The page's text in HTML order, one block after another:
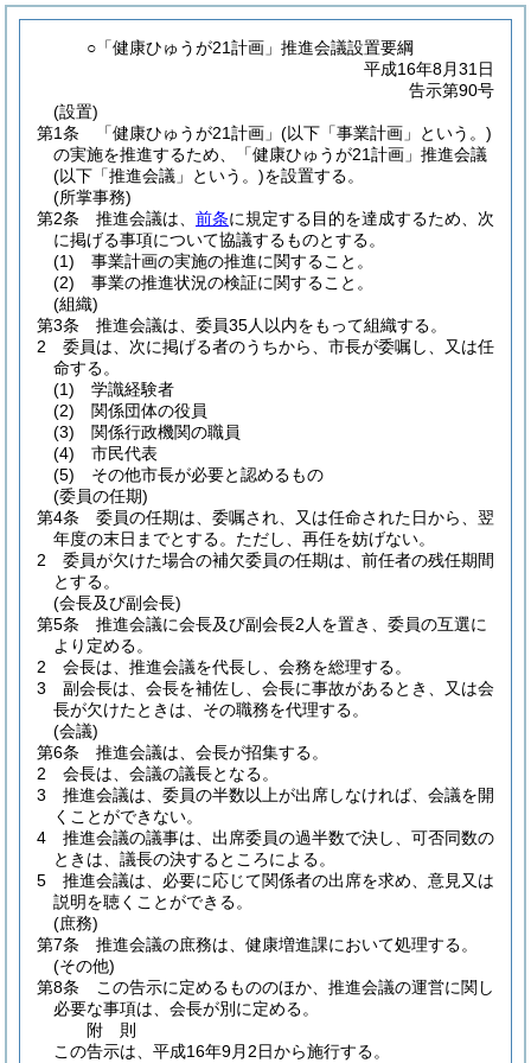
○「健康ひゅうが21計画」推進会議設置要綱
平成16年8月31日
告示第90号
(設置)
第1条
「健康ひゅうが21計画」 (以下「事業計画」という。)
の実施を推進するため、「健康ひゅうが21計画」推進会議
(以下「推進会議」という。)を設置する。
(所掌事務)
第2条
推進会議は、 前条に規定する目的を達成するため、次
に掲げる事項について協議するものとする。
(1)
事業計画の実施の推進に関すること。
(2)
事業の推進状況の検証に関すること。
(組織)
第3条
推進会議は、委員35人以内をもって組織する。
2
委員は、次に掲げる者のうちから、市長が委嘱し、又は任
命する。
(1)
学識経験者
(2)
関係団体の役員
(3)
関係行政機関の職員
(4)
市民代表
(5)
その他市長が必要と認めるもの
(委員の任期)
第4条
委員の任期は、委嘱され、又は任命された日から、翌
年度の末日までとする。 ただし、再任を妨げない。
2
委員が欠けた場合の補欠委員の任期は、前任者の残任期間
とする。
(会長及び副会長)
第5条
推進会議に会長及び副会長2人を置き、委員の互選に
より定める。
2
会長は、推進会議を代長し、会務を総理する。
3
副会長は、会長を補佐し、会長に事故があるとき、又は会
長が欠けたときは、その職務を代理する。
(会議)
第6条
推進会議は、会長が招集する。
2
会長は、会議の議長となる。
3
推進会議は、委員の半数以上が出席しなければ、会議を開
くことができない。
4
推進会議の議事は、出席委員の過半数で決し、可否同数の
ときは、議長の決するところによる。
5
推進会議は、必要に応じて関係者の出席を求め、意見又は
説明を聴くことができる。
(庶務)
第7条
推進会議の庶務は、健康増進課において処理する。
(その他)
第8条
この告示に定めるもののほか、推進会議の運営に関し
必要な事項は、会長が別に定める。
附 則
この告示は、平成16年9月2日から施行する。